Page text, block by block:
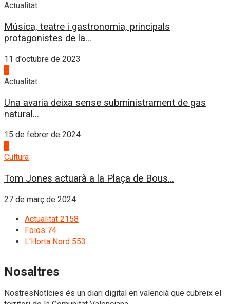
Actualitat
Música, teatre i gastronomia, principals
protagonistes de la...
11 d'octubre de 2023
Actualitat
Una avaria deixa sense subministrament de gas
natural...
15 de febrer de 2024
Cultura
Tom Jones actuarà a la Plaça de Bous...
27 de març de 2024
Actualitat 2158
Foios 74
L'Horta Nord 553
Nosaltres
NostresNotícies és un diari digital en valencià que cubreix el